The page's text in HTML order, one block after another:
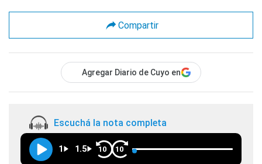
Compartir
Agregar Diario de Cuyo en
Escuchá la nota completa
1 1.5 10 10